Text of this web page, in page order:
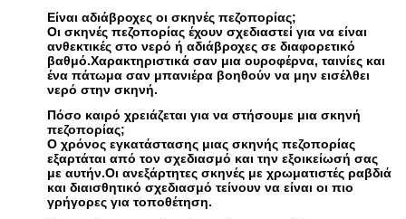
Είναι αδιάβροχες οι σκηνές πεζοπορίας;
Οι σκηνές πεζοπορίας έχουν σχεδιαστεί για να είναι
ανθεκτικές στο νερό ή αδιάβροχες σε διαφορετικό
βαθμό.Χαρακτηριστικά σαν μια ουροφέρνα, ταινίες και
ένα πάτωμα σαν μπανιέρα βοηθούν να μην εισέλθει
νερό στην σκηνή.
Πόσο καιρό χρειάζεται για να στήσουμε μια σκηνή
πεζοπορίας;
Ο χρόνος εγκατάστασης μιας σκηνής πεζοπορίας
εξαρτάται από τον σχεδιασμό και την εξοικείωσή σας
με αυτήν.Οι ανεξάρτητες σκηνές με χρωματιστές ραβδιά
και διαισθητικό σχεδιασμό τείνουν να είναι οι πιο
γρήγορες για τοποθέτηση.